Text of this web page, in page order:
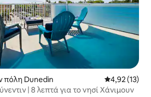
πόλη Dunedin Μέση
4,92 (13)
| 8 λεπτά για το νησί Χάνιμουν